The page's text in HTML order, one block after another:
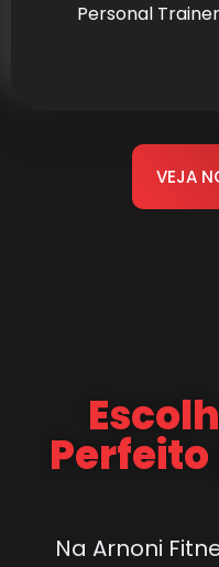
Personal Trainer
VEJA
Na Arnoni